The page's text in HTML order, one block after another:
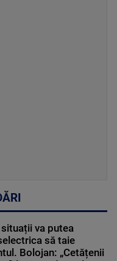
va putea
să taie
Bolojan: „Cetățenii